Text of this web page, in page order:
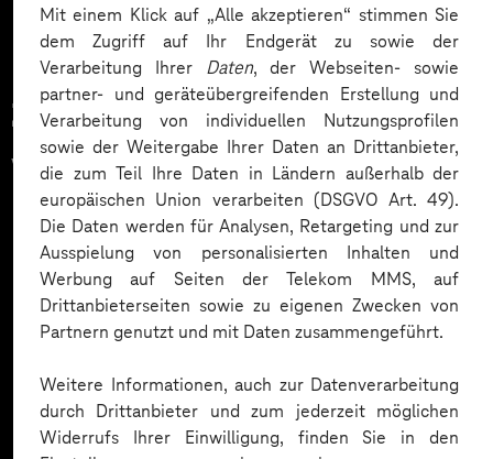
Mit einem Klick auf „Alle akzeptieren“ stimmen Sie
dem Zugriff auf Ihr Endgerät zu sowie der
Verarbeitung Ihrer Daten, der Webseiten- sowie
partner- und geräteübergreifenden Erstellung und
Verarbeitung von individuellen Nutzungsprofilen
sowie der Weitergabe Ihrer Daten an Drittanbieter,
die zum Teil Ihre Daten in Ländern außerhalb der
europäischen Union verarbeiten (DSGVO Art. 49).
Die Daten werden für Analysen, Retargeting und zur
Ausspielung von personalisierten Inhalten und
Werbung auf Seiten der Telekom MMS, auf
Drittanbieterseiten sowie zu eigenen Zwecken von
Partnern genutzt und mit Daten zusammengeführt.
Weitere Informationen, auch zur Datenverarbeitung
durch Drittanbieter und zum jederzeit möglichen
Widerrufs Ihrer Einwilligung, finden Sie in den
Zahlreiche Unternehmen
vertrauen auf unsere
Expertise. Hier eine Auswahl: